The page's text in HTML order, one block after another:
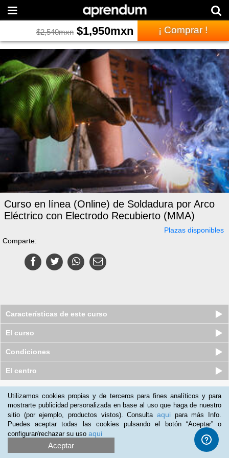
$2,540mxn $1,950mxn ¡ Comprar !
Curso en línea (Online) de Soldadura por Arco
Eléctrico con Electrodo Recubierto (MMA)
Plazas disponibles
Comparte:
Características de este curso
El curso
Condiciones
El centro
Utilizamos cookies propias y de terceros para fines analíticos y para
mostrarte publicidad personalizada en base al uso que haga de nuestro
sitio (por ejemplo, productos vistos). Consulta aqui para más Info.
Puedes aceptar todas las cookies pulsando el botón “Aceptar” o
configurar/rechazar su uso aqui
Aceptar
Promociona tu negocio |Programa de Afiliación
2012-2026 Aprendum
LLámanos: